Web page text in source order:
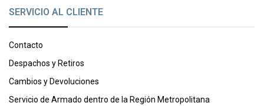
SERVICIO AL CLIENTE
Contacto
Despachos y Retiros
Cambios y Devoluciones
Servicio de Armado dentro de la Región Metropolitana